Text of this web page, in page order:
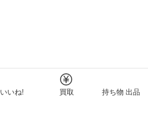
いいね! 買取 持ち物 出品